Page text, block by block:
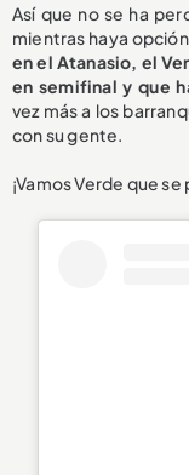
Así que no se ha
mientras haya
en el Atanasio, el
en semifinal y que
vez más a los
con su gente.
¡Vamos Verde que